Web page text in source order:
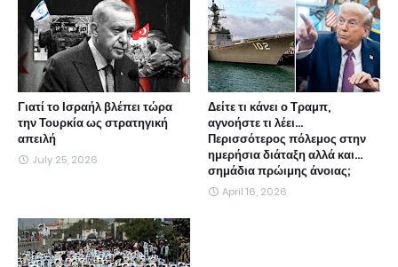
Γιατί το Ισραήλ βλέπει τώρα
την Τουρκία ως στρατηγική
απειλή
July 25, 2026
Δείτε τι κάνει ο Τραμπ,
αγνοήστε τι λέει...
Περισσότερος πόλεμος στην
ημερήσια διάταξη αλλά και...
σημάδια πρώιμης άνοιας;
April 16, 2026